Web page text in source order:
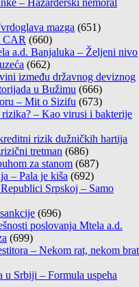
– Hazarderski nemoral
mazga (651)
CAR (660)
a.d. Banjaluka – Željeni nivo
(662)
između državnog deviznog
u Bužimu (666)
– Mit o Sizifu (673)
– Kao virusi i bakterije
rizik dužničkih hartija
tretman (686)
za stanom (687)
– Pala je kiša (692)
Srpskoj – Samo
(696)
poslovanja Mtela a.d.
(699)
– Nekom rat, nekom brat
u Srbiji – Formula uspeha